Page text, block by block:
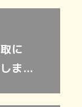
に
しま…